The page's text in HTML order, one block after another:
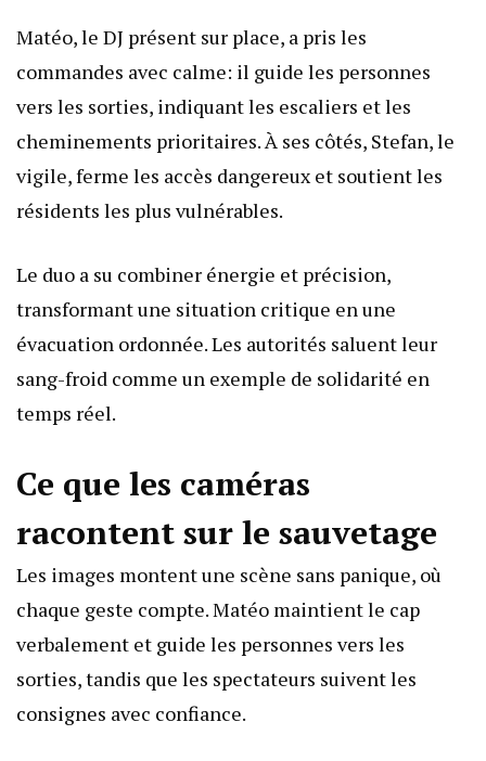
Matéo, le DJ présent sur place, a pris les
commandes avec calme: il guide les personnes
vers les sorties, indiquant les escaliers et les
cheminements prioritaires. À ses côtés, Stefan, le
vigile, ferme les accès dangereux et soutient les
résidents les plus vulnérables.
Le duo a su combiner énergie et précision,
transformant une situation critique en une
évacuation ordonnée. Les autorités saluent leur
sang-froid comme un exemple de solidarité en
temps réel.
Ce que les caméras
racontent sur le sauvetage
Les images montent une scène sans panique, où
chaque geste compte. Matéo maintient le cap
verbalement et guide les personnes vers les
sorties, tandis que les spectateurs suivent les
consignes avec confiance.